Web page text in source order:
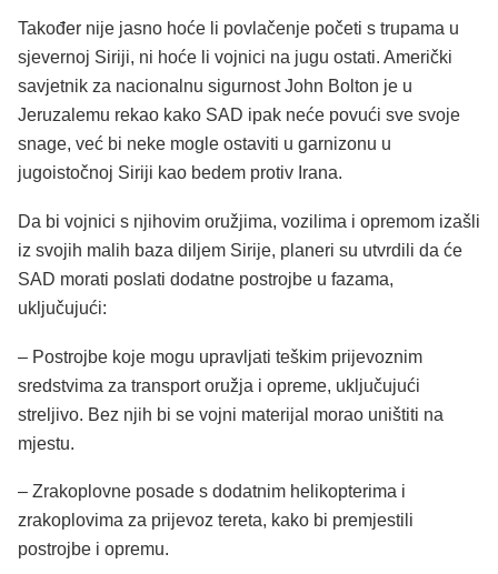
Također nije jasno hoće li povlačenje početi s trupama u
sjevernoj Siriji, ni hoće li vojnici na jugu ostati. Američki
savjetnik za nacionalnu sigurnost John Bolton je u
Jeruzalemu rekao kako SAD ipak neće povući sve svoje
snage, već bi neke mogle ostaviti u garnizonu u
jugoistočnoj Siriji kao bedem protiv Irana.
Da bi vojnici s njihovim oružjima, vozilima i opremom izašli
iz svojih malih baza diljem Sirije, planeri su utvrdili da će
SAD morati poslati dodatne postrojbe u fazama,
uključujući:
– Postrojbe koje mogu upravljati teškim prijevoznim
sredstvima za transport oružja i opreme, uključujući
streljivo. Bez njih bi se vojni materijal morao uništiti na
mjestu.
– Zrakoplovne posade s dodatnim helikopterima i
zrakoplovima za prijevoz tereta, kako bi premjestili
postrojbe i opremu.